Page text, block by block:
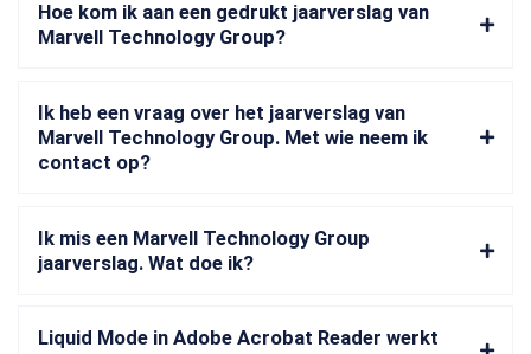
Hoe kom ik aan een gedrukt jaarverslag van
Marvell Technology Group?
Ik heb een vraag over het jaarverslag van
Marvell Technology Group. Met wie neem ik
contact op?
Ik mis een Marvell Technology Group
jaarverslag. Wat doe ik?
Liquid Mode in Adobe Acrobat Reader werkt